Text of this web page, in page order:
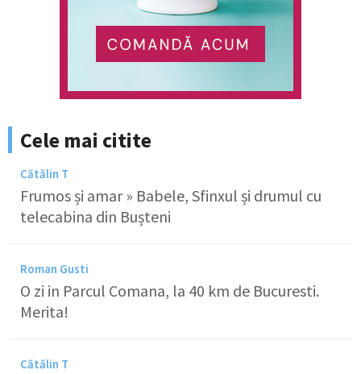
Cele mai citite
Cătălin T
Frumos și amar » Babele, Sfinxul și drumul cu
telecabina din Bușteni
Roman Gusti
O zi in Parcul Comana, la 40 km de Bucuresti.
Merita!
Cătălin T